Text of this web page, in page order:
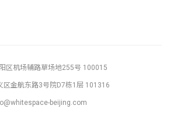
区机场辅路草场地255号 100015
区金航东路3号院D7栋1层 101316
beijing.com